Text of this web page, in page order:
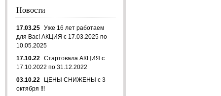
Новости
17.03.25 Уже 16 лет работаем
для Вас! АКЦИЯ с 17.03.2025 по
10.05.2025
17.10.22 Стартовала АКЦИЯ с
17.10.2022 по 31.12.2022
03.10.22
ЦЕНЫ СНИЖЕНЫ с 3
октября !!!